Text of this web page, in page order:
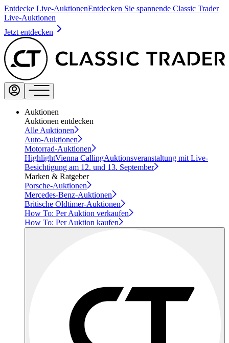
Entdecke Live-AuktionenEntdecken Sie spannende Classic Trader
Live-Auktionen
Jetzt entdecken
Auktionen
Auktionen entdecken
Alle Auktionen
Auto-Auktionen
Motorrad-Auktionen
HighlightVienna CallingAuktionsveranstaltung mit Live-
Besichtigung am 12. und 13. September
Marken & Ratgeber
Porsche-Auktionen
Mercedes-Benz-Auktionen
Britische Oldtimer-Auktionen
How To: Per Auktion verkaufen
How To: Per Auktion kaufen